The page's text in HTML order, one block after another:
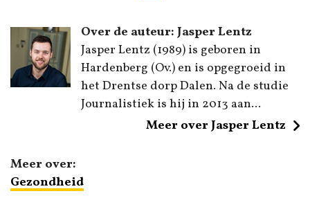
Over de auteur: Jasper Lentz
Jasper Lentz (1989) is geboren in
Hardenberg (Ov.) en is opgegroeid in
het Drentse dorp Dalen. Na de studie
Journalistiek is hij in 2013 aan...
Meer over Jasper Lentz
Meer over:
Gezondheid